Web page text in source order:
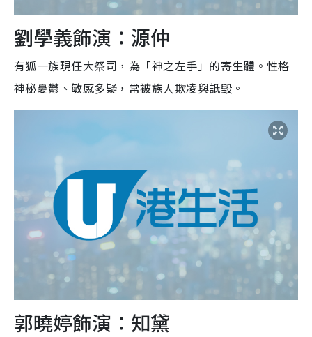
劉學義飾演：源仲
有狐一族現任大祭司，為「神之左手」的寄生體。性格
神秘憂鬱、敏感多疑，常被族人欺凌與詆毀。
郭曉婷飾演：知黛